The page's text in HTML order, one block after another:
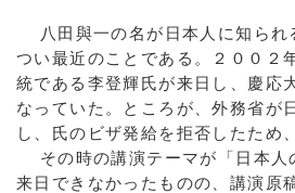
八田與一の名が日本人に知られ
つい最近のことである。２００２
統である李登輝氏が来日し、慶応
なっていた。ところが、外務省が
し、氏のビザ発給を拒否したため
その時の講演テーマが「日本人
来日できなかったものの、講演原